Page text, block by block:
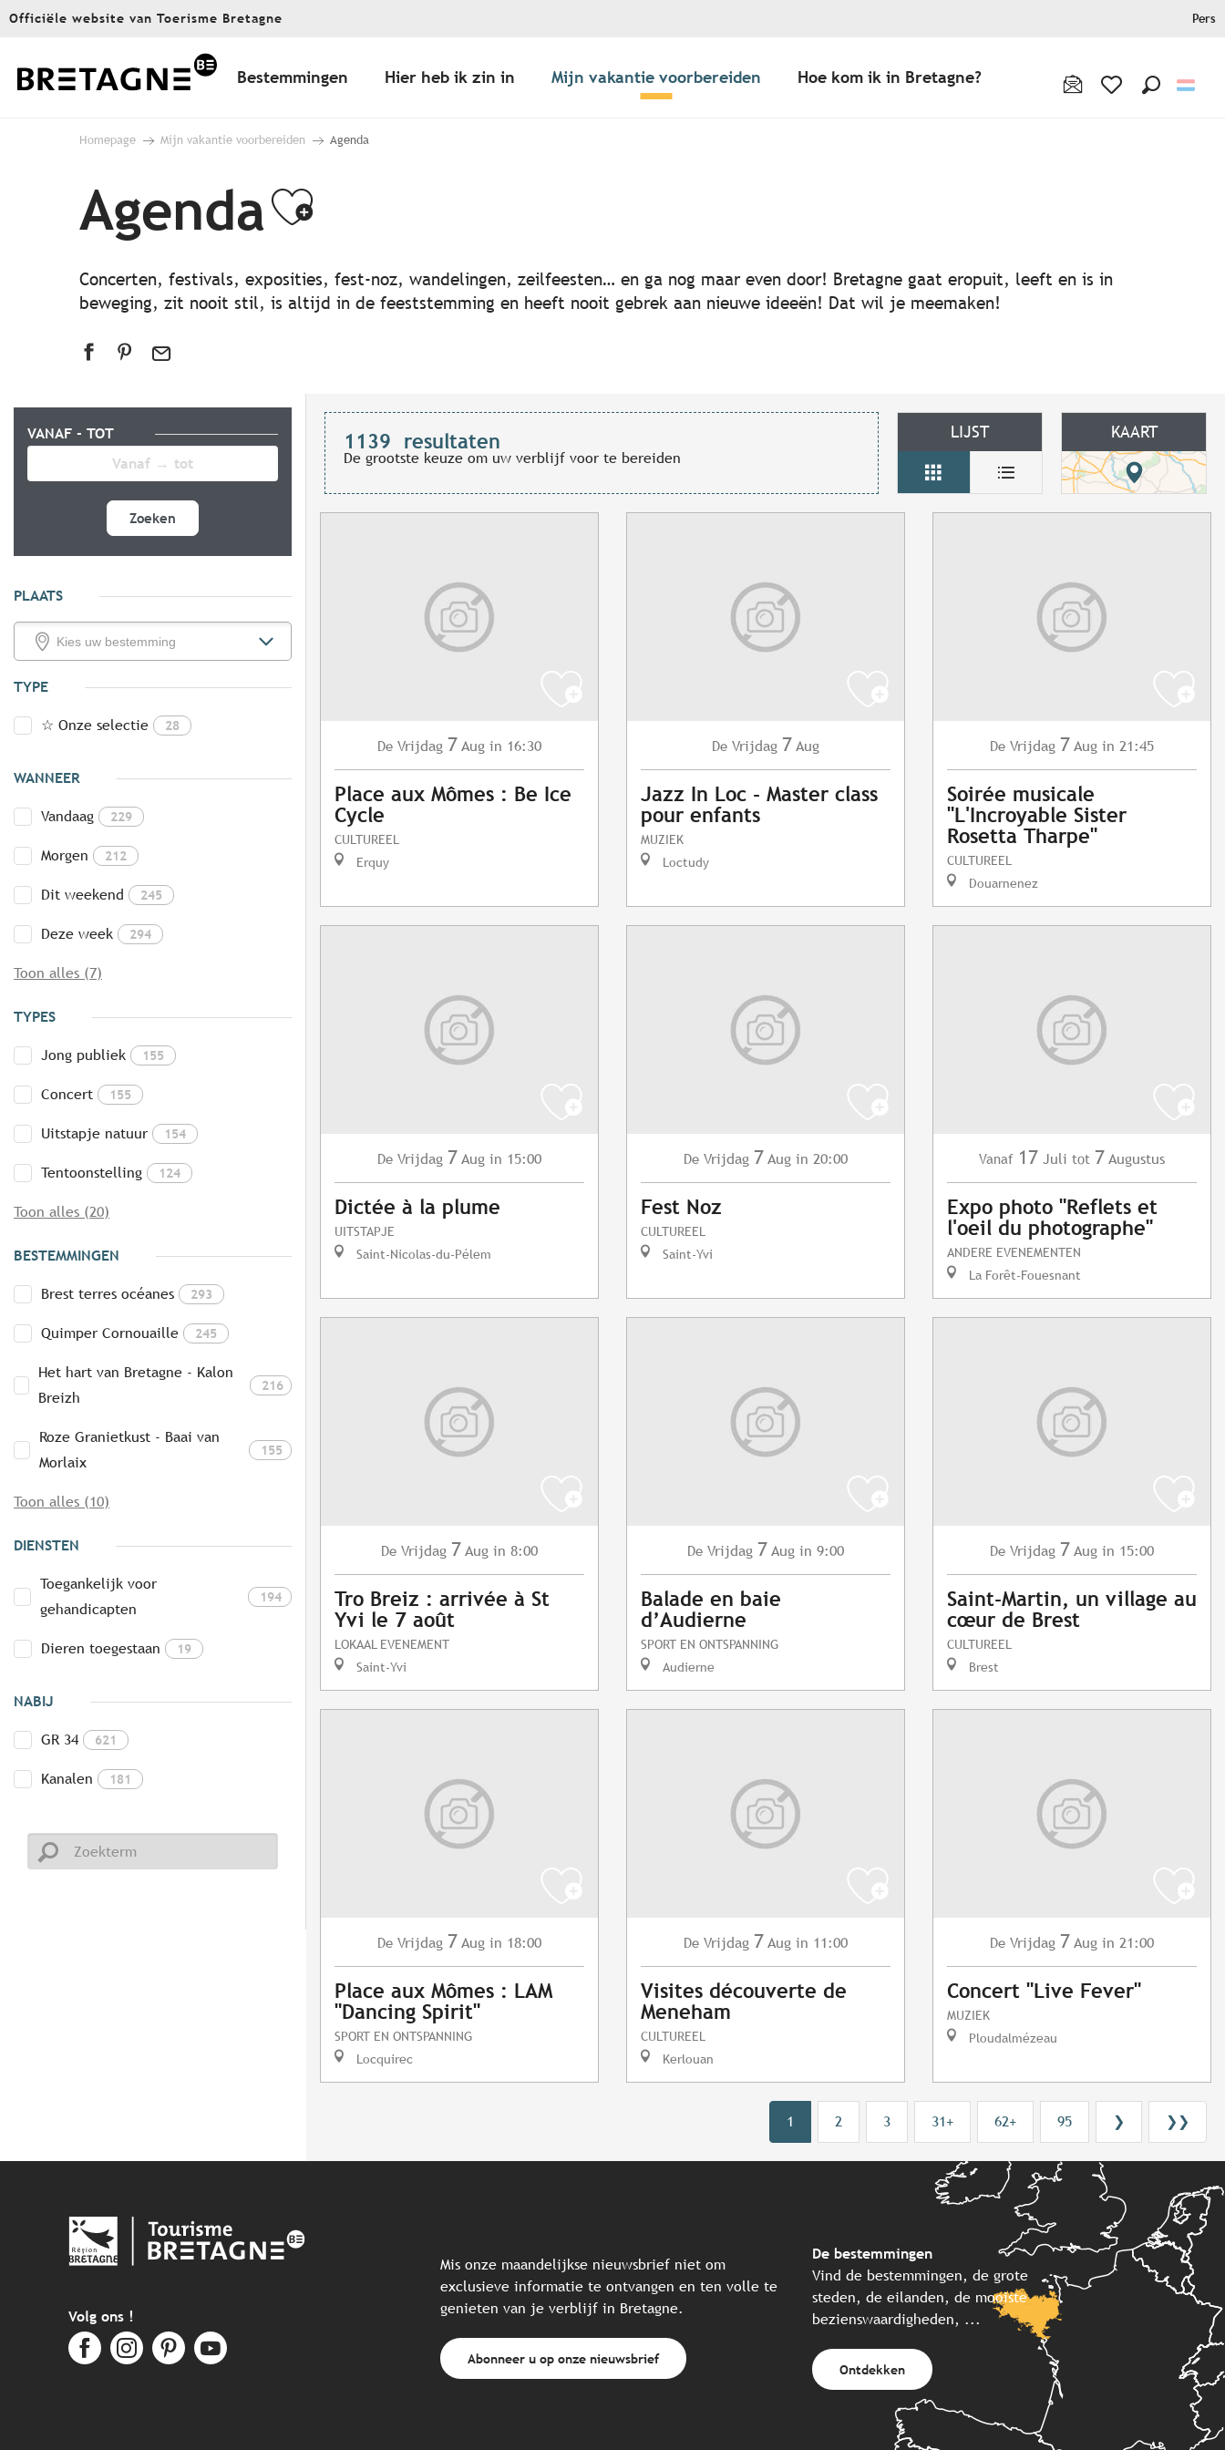
Aller
principal
Officiële website van Toerisme Bretagne Pers
Bestemmingen Hier heb ik zin in Mijn vakantie voorbereiden Hoe kom ik in Bretagne?
Homepage Mijn vakantie voorbereiden Agenda
AgendaAjouter aux favoris
Concerten, festivals, exposities, fest-noz, wandelingen, zeilfeesten… en ga nog maar even door! Bretagne gaat eropuit, leeft en is in
beweging, zit nooit stil, is altijd in de feeststemming en heeft nooit gebrek aan nieuwe ideeën! Dat wil je meemaken!
VANAF - TOT
Zoeken
PLAATS
TYPE
☆ Onze selectie 28
WANNEER
Vandaag 229
Morgen 212
Dit weekend 245
Deze week 294
Toon alles (7)
TYPES
Jong publiek 155
Concert 155
Uitstapje natuur 154
Tentoonstelling 124
Toon alles (20)
BESTEMMINGEN
Brest terres océanes 293
Quimper Cornouaille 245
Het hart van Bretagne - Kalon
Breizh
216
Roze Granietkust - Baai van
Morlaix
155
Toon alles (10)
DIENSTEN
Toegankelijk voor
gehandicapten
194
Dieren toegestaan 19
NABIJ
GR 34 621
Kanalen 181
1139 resultaten
De grootste keuze om uw verblijf voor te bereiden
LIJST KAART
De Vrijdag 7 Aug in 16:30
Place aux Mômes : Be Ice
Cycle
CULTUREEL
Erquy
De Vrijdag 7 Aug
Jazz In Loc - Master class
pour enfants
MUZIEK
Loctudy
De Vrijdag 7 Aug in 21:45
Soirée musicale
"L'Incroyable Sister
Rosetta Tharpe"
CULTUREEL
Douarnenez
De Vrijdag 7 Aug in 15:00
Dictée à la plume
UITSTAPJE
Saint-Nicolas-du-Pélem
De Vrijdag 7 Aug in 20:00
Fest Noz
CULTUREEL
Saint-Yvi
Vanaf 17 Juli tot 7 Augustus
Expo photo "Reflets et
l'oeil du photographe"
ANDERE EVENEMENTEN
La Forêt-Fouesnant
De Vrijdag 7 Aug in 8:00
Tro Breiz : arrivée à St
Yvi le 7 août
LOKAAL EVENEMENT
Saint-Yvi
De Vrijdag 7 Aug in 9:00
Balade en baie
d’Audierne
SPORT EN ONTSPANNING
Audierne
De Vrijdag 7 Aug in 15:00
Saint-Martin, un village au
cœur de Brest
CULTUREEL
Brest
De Vrijdag 7 Aug in 18:00
Place aux Mômes : LAM
"Dancing Spirit"
SPORT EN ONTSPANNING
Locquirec
De Vrijdag 7 Aug in 11:00
Visites découverte de
Meneham
CULTUREEL
Kerlouan
De Vrijdag 7 Aug in 21:00
Concert "Live Fever"
MUZIEK
Ploudalmézeau
1 2 3 31+ 62+ 95 ❯ ❯❯
Volg ons !
Mis onze maandelijkse nieuwsbrief niet om
exclusieve informatie te ontvangen en ten volle te
genieten van je verblijf in Bretagne.
Abonneer u op onze nieuwsbrief
De bestemmingen
Vind de bestemmingen, de grote
steden, de eilanden, de mooiste
bezienswaardigheden, ...
Ontdekken